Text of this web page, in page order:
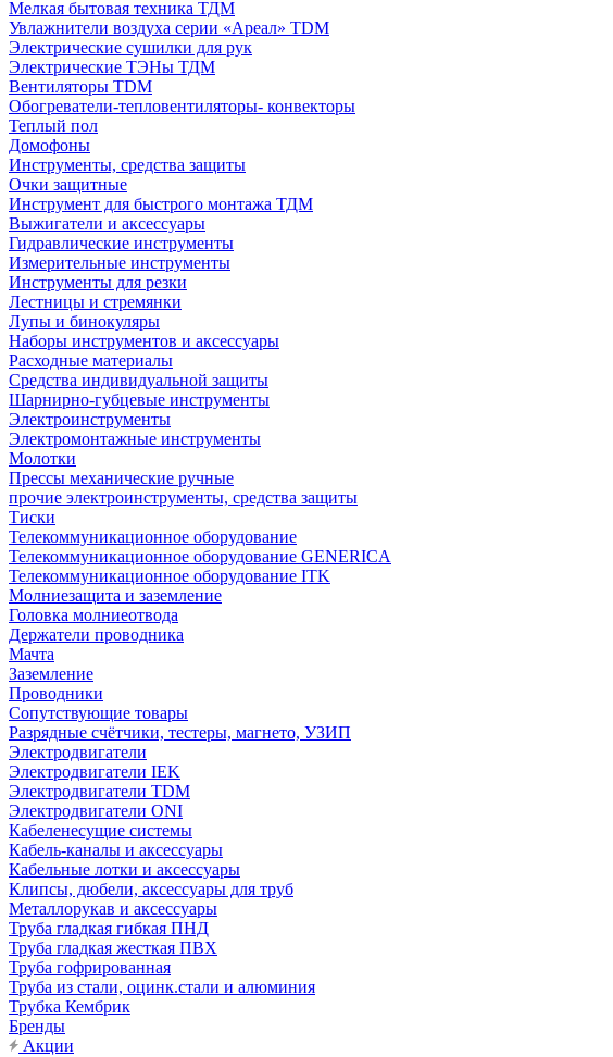
Мелкая бытовая техника ТДМ
Увлажнители воздуха серии «Ареал» TDM
Электрические сушилки для рук
Электрические ТЭНы ТДМ
Вентиляторы TDM
Обогреватели-тепловентиляторы- конвекторы
Теплый пол
Домофоны
Инструменты, средства защиты
Очки защитные
Инструмент для быстрого монтажа ТДМ
Выжигатели и аксессуары
Гидравлические инструменты
Измерительные инструменты
Инструменты для резки
Лестницы и стремянки
Лупы и бинокуляры
Наборы инструментов и аксессуары
Расходные материалы
Средства индивидуальной защиты
Шарнирно-губцевые инструменты
Электроинструменты
Электромонтажные инструменты
Молотки
Прессы механические ручные
прочие электроинструменты, средства защиты
Тиски
Телекоммуникационное оборудование
Телекоммуникационное оборудование GENERICA
Телекоммуникационное оборудование ITK
Молниезащита и заземление
Головка молниеотвода
Держатели проводника
Мачта
Заземление
Проводники
Сопутствующие товары
Разрядные счётчики, тестеры, магнето, УЗИП
Электродвигатели
Электродвигатели IEK
Электродвигатели TDM
Электродвигатели ONI
Кабеленесущие системы
Кабель-каналы и аксессуары
Кабельные лотки и аксессуары
Клипсы, дюбели, аксессуары для труб
Металлорукав и аксессуары
Труба гладкая гибкая ПНД
Труба гладкая жесткая ПВХ
Труба гофрированная
Труба из стали, оцинк.стали и алюминия
Трубка Кембрик
Бренды
Акции